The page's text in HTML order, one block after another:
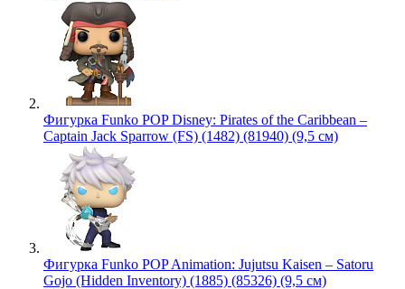
Фигурка Funko POP Disney: Pirates of the Caribbean –
Captain Jack Sparrow (FS) (1482) (81940) (9,5 см)
Фигурка Funko POP Animation: Jujutsu Kaisen – Satoru
Gojo (Hidden Inventory) (1885) (85326) (9,5 см)